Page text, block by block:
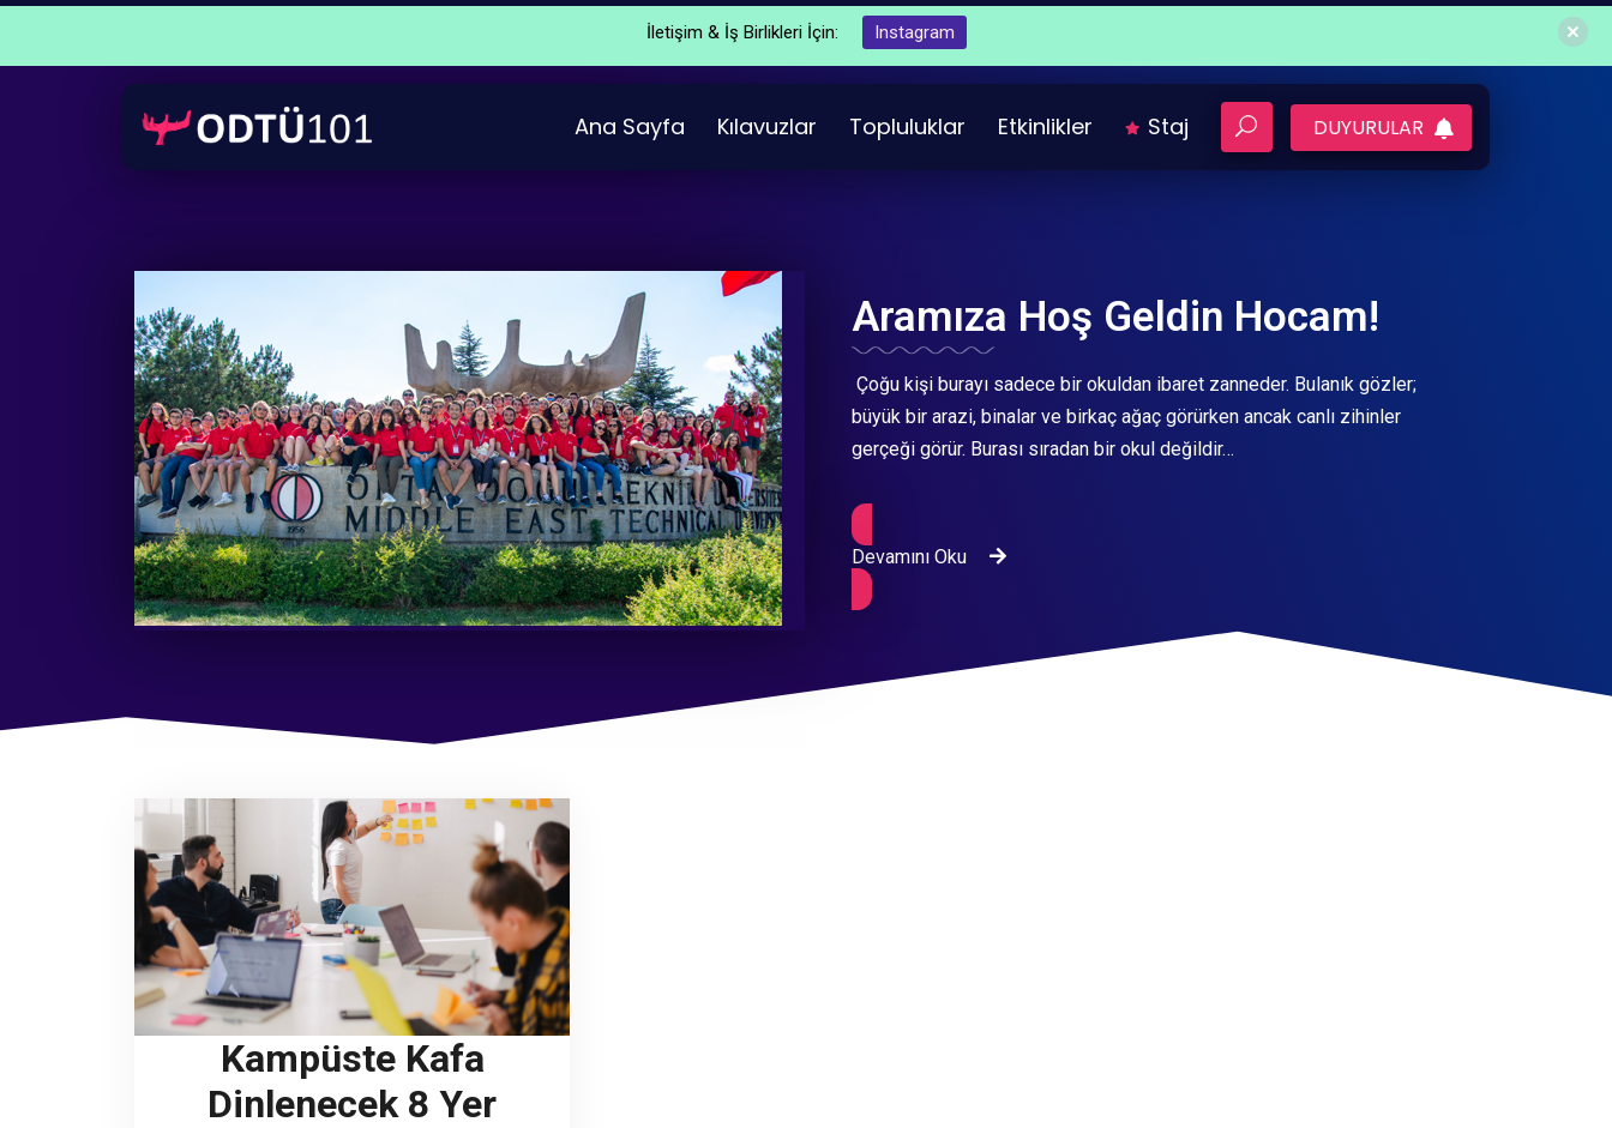
Ana Sayfa Kılavuzlar Topluluklar Etkinlikler Staj DUYURULAR
Aramıza Hoş Geldin Hocam!
Çoğu kişi burayı sadece bir okuldan ibaret zanneder. Bulanık gözler;
büyük bir arazi, binalar ve birkaç ağaç görürken ancak canlı zihinler
gerçeği görür. Burası sıradan bir okul değildir…
Devamını Oku
Kampüste Kafa
Dinlenecek 8 Yer
İletişim & İş Birlikleri İçin: Instagram